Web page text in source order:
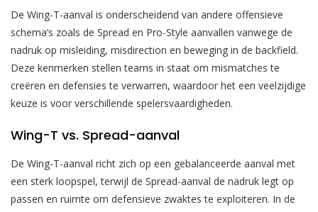
De Wing-T-aanval is onderscheidend van andere offensieve
schema’s zoals de Spread en Pro-Style aanvallen vanwege de
nadruk op misleiding, misdirection en beweging in de backfield.
Deze kenmerken stellen teams in staat om mismatches te
creëren en defensies te verwarren, waardoor het een veelzijdige
keuze is voor verschillende spelersvaardigheden.
Wing-T vs. Spread-aanval
De Wing-T-aanval richt zich op een gebalanceerde aanval met
een sterk loopspel, terwijl de Spread-aanval de nadruk legt op
passen en ruimte om defensieve zwaktes te exploiteren. In de